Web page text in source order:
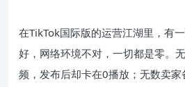
在TikTok国际版的运营江湖里，有
好，网络环境不对，一切都是零。
频，发布后却卡在0播放；无数卖